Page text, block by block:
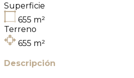
Superficie
655 m²
Terreno
655 m²
Descripción